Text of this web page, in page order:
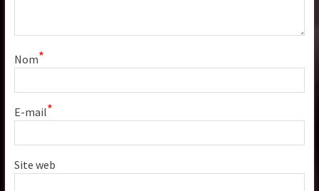
Nom*
E-mail*
Site web